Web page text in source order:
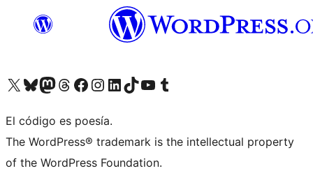
Visit our X (formerly Twitter) account
Visit our Bluesky account
Visit our Mastodon account
Visit our Threads account
Visita nuestra página de Facebook
Visita nuestra cuenta de Instagram
Visita nuestra cuenta de LinkedIn
Visit our TikTok account
Visita nuestro canal de YouTube
Visit our Tumblr account
El código es poesía.
The WordPress® trademark is the intellectual property
of the WordPress Foundation.